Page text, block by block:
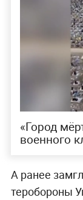
«Город
военного
А ранее
теробороны